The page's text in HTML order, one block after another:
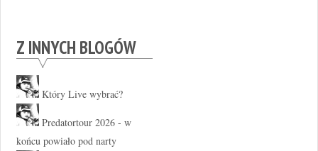
Z INNYCH BLOGÓW
Który Live wybrać?
Predatortour 2026 - w
końcu powiało pod narty